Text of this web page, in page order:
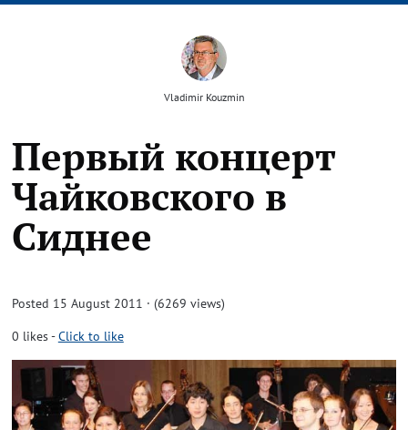
Vladimir Kouzmin
Первый концерт
Чайковского в
Сиднее
Posted 15 August 2011 · (6269 views)
0 likes-Click to like